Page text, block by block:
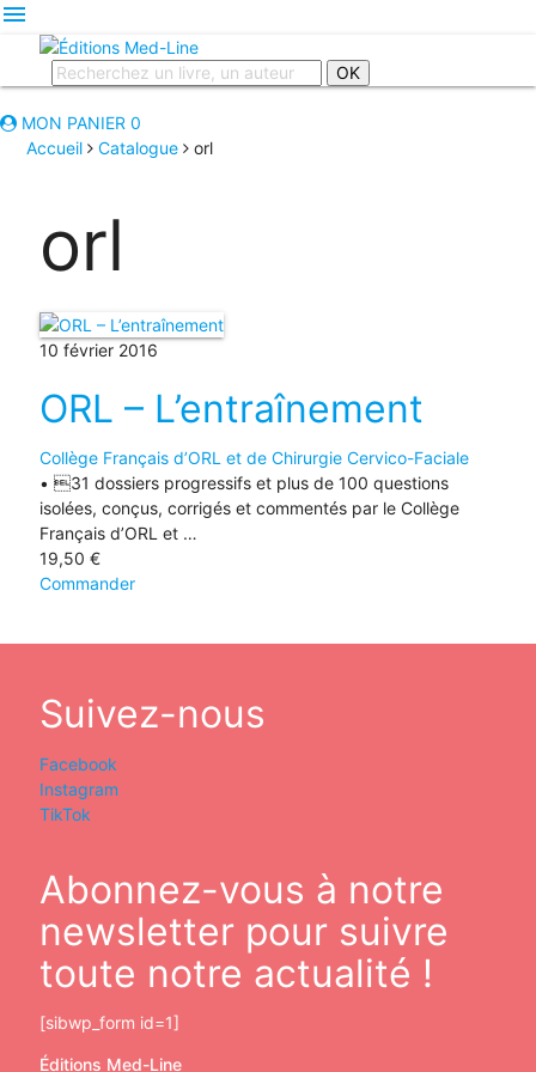
menu
OK
MON PANIER 0
Accueil
Catalogue orl
orl
10 février 2016
ORL – L’entraînement
Collège Français d’ORL et de Chirurgie Cervico-Faciale
• 31 dossiers progressifs et plus de 100 questions
isolées, conçus, corrigés et commentés par le Collège
Français d’ORL et …
19,50 €
Commander
Suivez-nous
Facebook
Instagram
TikTok
Abonnez-vous à notre
newsletter pour suivre
toute notre actualité !
[sibwp_form id=1]
Éditions Med-Line